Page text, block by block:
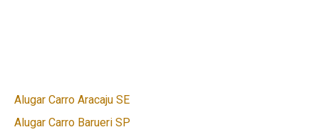
Alugar Carro Aracaju SE
Alugar Carro Barueri SP